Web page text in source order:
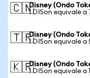
🇨🇳Disney (Ondo
1 DISon equivale a
🇹🇷Disney (Ondo
1 DISon equivale a
🇰🇷Disney (Ondo
1 DISon equivale a